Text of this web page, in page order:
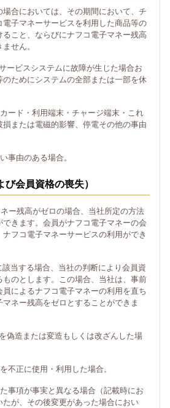
合においては、その期間において、チ
電子マネーサービスを利用した商品等の
ること、ならびにナフコ電子マネー残高
せん。
ービスシステムに故障が生じた場合お
のためにシステムの全部または一部を休
ード・利用端末・チャージ端末・これ
損または電磁的影響、停電その他の事由
事由のある場合。
会員資格の喪失）
ー残高がゼロの場合、当社所定の方法
きます。会員がナフコ電子マネーの会
フコ電子マネーサービスの利用ができ
当する場合、当社の判断により会員資
のとします。この場合、当社は、事前
によるナフコ電子マネーの利用を直ち
ネー残高をゼロとすることができま
偽造または変造もしくは改ざんした場
不正に使用・利用した場合。
事項が事実と異なる場合（記載時にお
たが、その後変更があった場合におい